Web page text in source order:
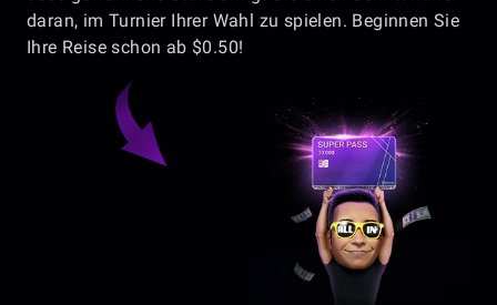
daran, im Turnier Ihrer Wahl zu spielen. Beginnen Sie
Ihre Reise schon ab $0.50!